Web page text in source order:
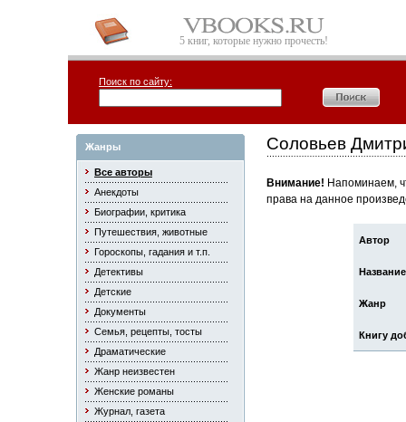
5 книг, которые нужно прочесть!
Поиск по сайту:
Жанры
Все авторы
Анекдоты
Биографии, критика
Путешествия, животные
Гороскопы, гадания и т.п.
Детективы
Детские
Документы
Семья, рецепты, тосты
Драматические
Жанр неизвестен
Женские романы
Журнал, газета
Соловьев
Внимание! Напоминаем,
права на данное
Автор
Название
Жанр
Книгу